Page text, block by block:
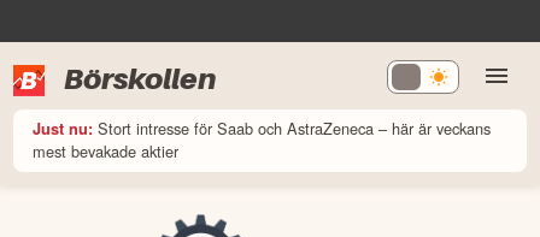
Börskollen
Just nu: Stort intresse för Saab och AstraZeneca – här är veckans
mest bevakade aktier